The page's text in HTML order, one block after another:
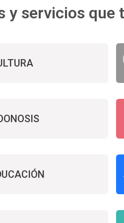
y servicios que